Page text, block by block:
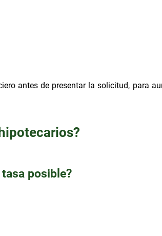
antes de presentar la solicitud, para
posible?